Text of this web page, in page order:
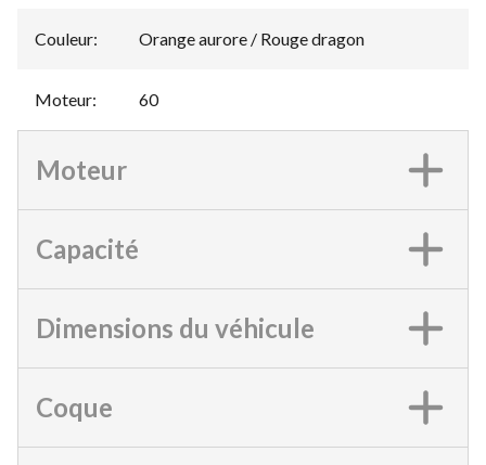
Couleur: Orange aurore / Rouge dragon
Moteur: 60
Moteur
Capacité
Dimensions du véhicule
Coque